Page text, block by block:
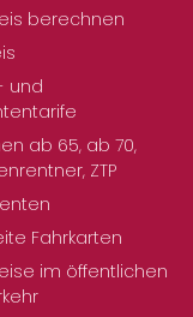
berechnen
und
ab 65, ab 70,
ZTP
Fahrkarten
im öffentlichen